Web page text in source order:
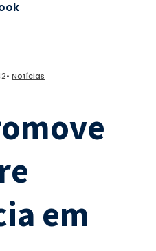
• Notícias
em